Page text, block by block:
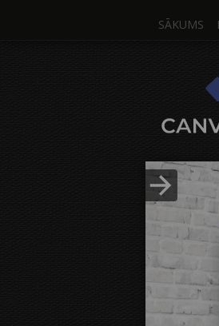
SĀKUMS